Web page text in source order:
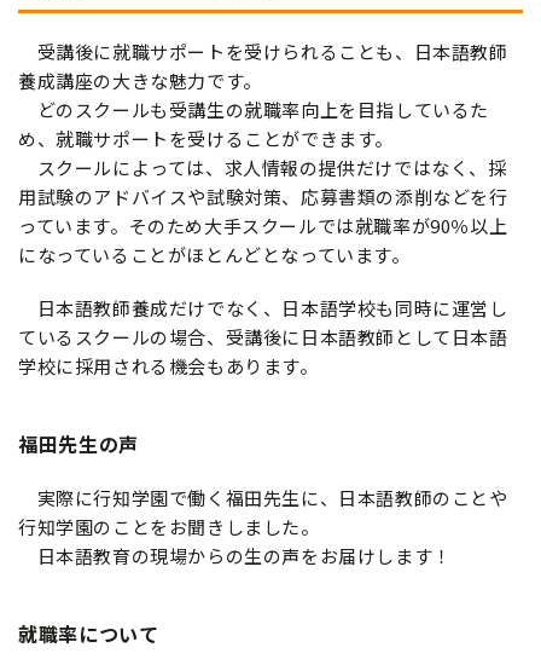
受講後に就職サポートを受けられることも、日本語教師
養成講座の大きな魅力です。
どのスクールも受講生の就職率向上を目指しているた
め、就職サポートを受けることができます。
スクールによっては、求人情報の提供だけではなく、採
用試験のアドバイスや試験対策、応募書類の添削などを行
っています。そのため大手スクールでは就職率が90％以上
になっていることがほとんどとなっています。
日本語教師養成だけでなく、日本語学校も同時に運営し
ているスクールの場合、受講後に日本語教師として日本語
学校に採用される機会もあります。
福田先生の声
実際に行知学園で働く福田先生に、日本語教師のことや
行知学園のことをお聞きしました。
日本語教育の現場からの生の声をお届けします！
就職率について